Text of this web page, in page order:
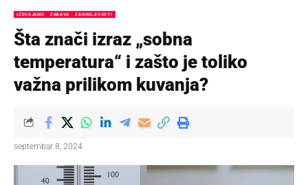
IZDVAJAMO ZABAVA ZANIMLJIVOSTI
Šta znači izraz „sobna
temperatura“ i zašto je toliko
važna prilikom kuvanja?
septembar 8, 2024